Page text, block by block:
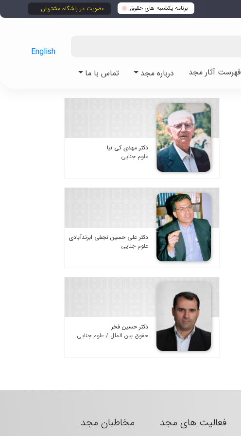
برنامه یکشنبه های حقوق عضویت در باشگاه مشتریان
فهرست آثار مجد درباره مجد تماس با ما
English
دکتر مهدی کی نیا
علوم جنایی
دکتر علی حسین نجفی ابرندآبادی
علوم جنایی
دکتر حسین فخر
حقوق بین الملل / علوم جنایی
فعالیت های مجد مخاطبان مجد